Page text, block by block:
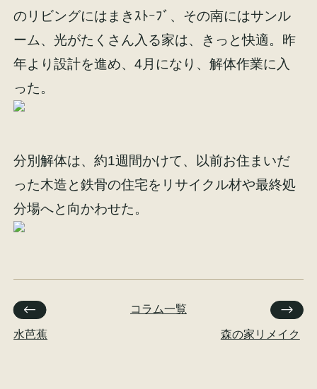
のリビングにはまきｽﾄｰﾌﾞ、その南にはサンル
ーム、光がたくさん入る家は、きっと快適。昨
年より設計を進め、4月になり、解体作業に入
った。
分別解体は、約1週間かけて、以前お住まいだ
った木造と鉄骨の住宅をリサイクル材や最終処
分場へと向かわせた。
水芭蕉
コラム一覧
森の家リメイク
リノベーション
会社概要